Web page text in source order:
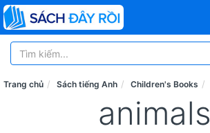
Trang chủ Sách tiếng Anh Children's Books
animals